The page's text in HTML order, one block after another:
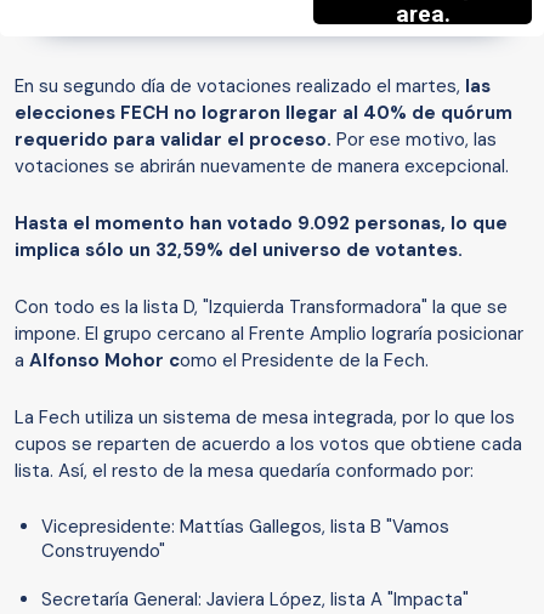
En su segundo día de votaciones realizado el martes, las
elecciones FECH no lograron llegar al 40% de quórum
requerido para validar el proceso. Por ese motivo, las
votaciones se abrirán nuevamente de manera excepcional.
Hasta el momento han votado 9.092 personas, lo que
implica sólo un 32,59% del universo de votantes.
Con todo es la lista D, "Izquierda Transformadora" la que se
impone. El grupo cercano al Frente Amplio lograría posicionar
a Alfonso Mohor como el Presidente de la Fech.
La Fech utiliza un sistema de mesa integrada, por lo que los
cupos se reparten de acuerdo a los votos que obtiene cada
lista. Así, el resto de la mesa quedaría conformado por:
Vicepresidente: Mattías Gallegos, lista B "Vamos
Construyendo"
Secretaría General: Javiera López, lista A "Impacta"